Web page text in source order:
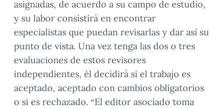
asignadas, de acuerdo a su campo de estudio,
y su labor consistirá en encontrar
especialistas que puedan revisarlas y dar así su
punto de vista. Una vez tenga las dos o tres
evaluaciones de estos revisores
independientes, él decidirá si el trabajo es
aceptado, aceptado con cambios obligatorios
o si es rechazado. “El editor asociado toma